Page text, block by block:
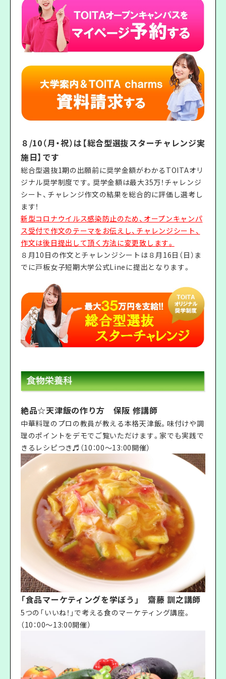
８/10（月・祝）は【総合型選抜スターチャレンジ実
施日】です
総合型選抜1期の出願前に奨学金額がわかるTOITAオリ
ジナル奨学制度です。奨学金額は最大35万！チャレンジ
シート、チャレンジ作文の結果を総合的に評価し選考し
ます！
新型コロナウイルス感染防止のため、オープンキャンパ
ス受付で作文のテーマをお伝えし、チャレンジシート、
作文は後日提出して頂く方法に変更致します。
８月10日の作文とチャレンジシートは８月16日（日）ま
でに戸板女子短期大学公式Lineに提出となります。
絶品☆天津飯の作り方 保阪 修講師
中華料理のプロの教員が教える本格天津飯。味付けや調
理のポイントをデモでご覧いただけます。家でも実践で
きるレシピつき♬（10：00〜13:00開催）
「食品マーケティングを学ぼう」 齋藤 訓之講師
5つの「いいね！」で考える食のマーケティング講座。
（10：00〜13:00開催）